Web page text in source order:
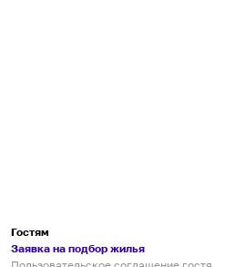
Гостям
Заявка на подбор жилья